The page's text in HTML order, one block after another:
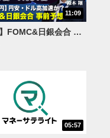
11:09
【7/27】FOMC&日銀会合 事前予想 円安・ドル高加速か？<FX MARKET VIEW＞
05:57